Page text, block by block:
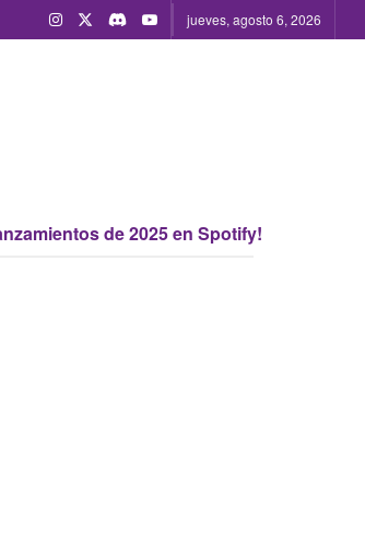
jueves, agosto 6, 2026
de 2025 en Spotify!